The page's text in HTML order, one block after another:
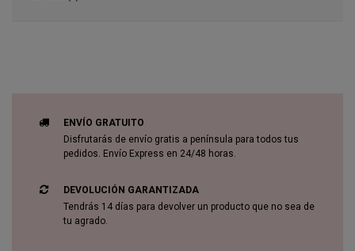
ENVÍO GRATUITO
Disfrutarás de envío gratis a península para todos tus
pedidos. Envío Express en 24/48 horas.
DEVOLUCIÓN GARANTIZADA
Tendrás 14 días para devolver un producto que no sea de
tu agrado.